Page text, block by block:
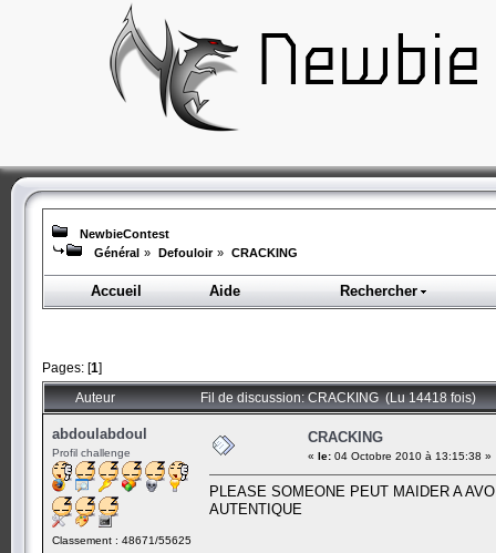
NewbieContest
Général » Defouloir » CRACKING
Accueil Aide Rechercher
Pages: [1]
Auteur Fil de discussion: CRACKING (Lu 14418 fois)
abdoulabdoul
Profil challenge
Classement : 48671/55625
CRACKING
« le: 04 Octobre 2010 à 13:15:38 »
PLEASE SOMEONE PEUT MAIDER A
AUTENTIQUE